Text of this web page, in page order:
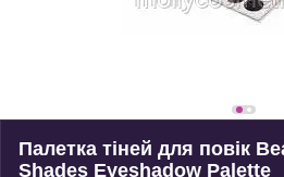
Палетка тіней для повік
Shades Eyeshadow Palette